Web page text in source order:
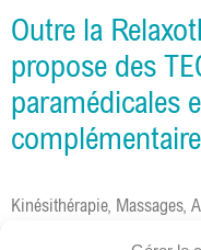
Outre la
propose des
paramédicales
Kinésithérapie, Massages,
Relaxation mentale,